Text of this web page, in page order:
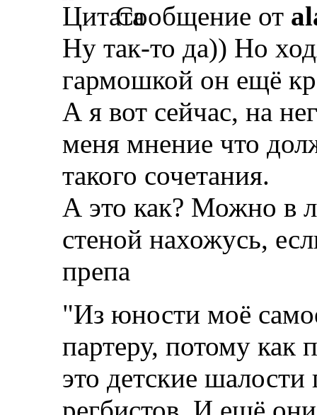
Сообщение от
Ну так-то да)) Но
гармошкой он ещё
А я вот сейчас, на
меня мнение что
такого сочетания.
А это как? Можно в
стеной нахожусь,
препа
"Из юности моё
партеру, потому как
это детские